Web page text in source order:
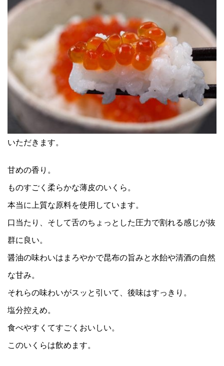
いただきます。
甘めの香り。
ものすごく柔らかな薄皮のいくら。
本当に上質な原料を使用しています。
口当たり、そして舌のちょっとした圧力で割れる感じが抜
群に良い。
醤油の味わいはまろやかで昆布の旨みと水飴や清酒の自然
な甘み。
それらの味わいがスッと引いて、後味はすっきり。
塩分控えめ。
食べやすくてすごくおいしい。
このいくらは飲めます。